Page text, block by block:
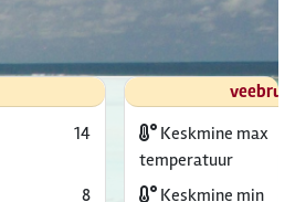
14
8
Keskmine max
temperatuur
Keskmine min